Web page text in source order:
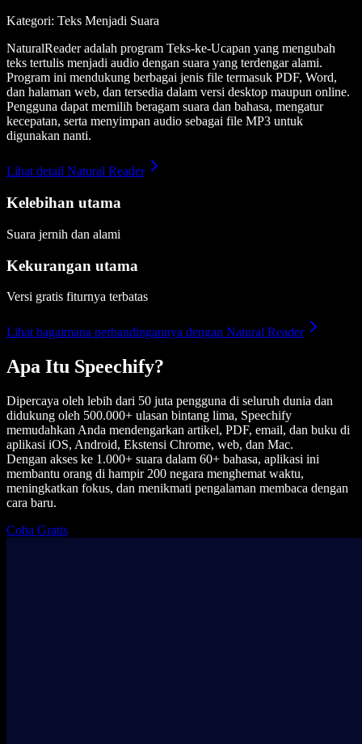
Kategori: Teks Menjadi Suara
NaturalReader adalah program Teks-ke-Ucapan yang mengubah
teks tertulis menjadi audio dengan suara yang terdengar alami.
Program ini mendukung berbagai jenis file termasuk PDF, Word,
dan halaman web, dan tersedia dalam versi desktop maupun online.
Pengguna dapat memilih beragam suara dan bahasa, mengatur
kecepatan, serta menyimpan audio sebagai file MP3 untuk
digunakan nanti.
Lihat detail Natural Reader
Kelebihan utama
Suara jernih dan alami
Kekurangan utama
Versi gratis fiturnya terbatas
Lihat bagaimana perbandingannya dengan Natural Reader
Apa Itu Speechify?
Dipercaya oleh lebih dari 50 juta pengguna di seluruh dunia dan
didukung oleh 500.000+ ulasan bintang lima, Speechify
memudahkan Anda mendengarkan artikel, PDF, email, dan buku di
aplikasi iOS, Android, Ekstensi Chrome, web, dan Mac.
Dengan akses ke 1.000+ suara dalam 60+ bahasa, aplikasi ini
membantu orang di hampir 200 negara menghemat waktu,
meningkatkan fokus, dan menikmati pengalaman membaca dengan
cara baru.
Coba Gratis